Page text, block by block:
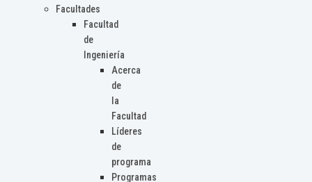
Facultades
Facultad
de
Ingeniería
Acerca
de
la
Facultad
Líderes
de
programa
Programas